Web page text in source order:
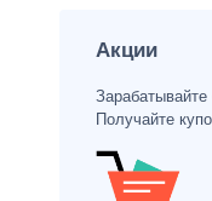
Акции
Получайте